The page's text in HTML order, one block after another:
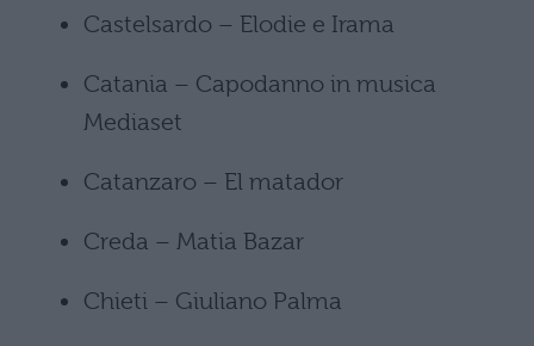
Castelsardo – Elodie e Irama
Catania – Capodanno in musica
Mediaset
Catanzaro – El matador
Creda – Matia Bazar
Chieti – Giuliano Palma